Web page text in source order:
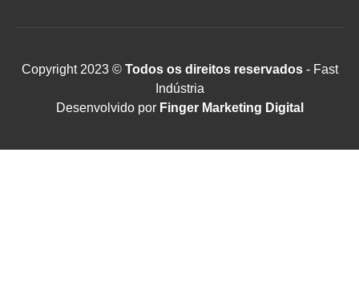
Copyright 2023 ©Todos os direitos reservados- Fast
Indústria
Desenvolvido por Finger Marketing Digital